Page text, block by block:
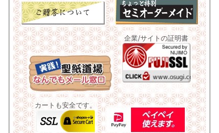
企業/サイトの証明書
カートも安全です。